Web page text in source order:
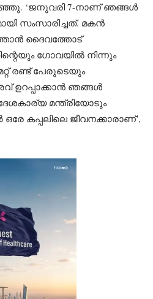
‘ജനുവരി 7-നാണ് ഞങ്ങള്‍
സംസാരിച്ചത്. മകന്‍
ദൈവത്തോട്
ഗോവയില്‍ നിന്നും
രണ്ട് പേരുടെയും
ഉറപ്പാക്കാന്‍ ഞങ്ങള്‍
മന്ത്രിയോടും
കപ്പലിലെ ജീവനക്കാരാണ്’,